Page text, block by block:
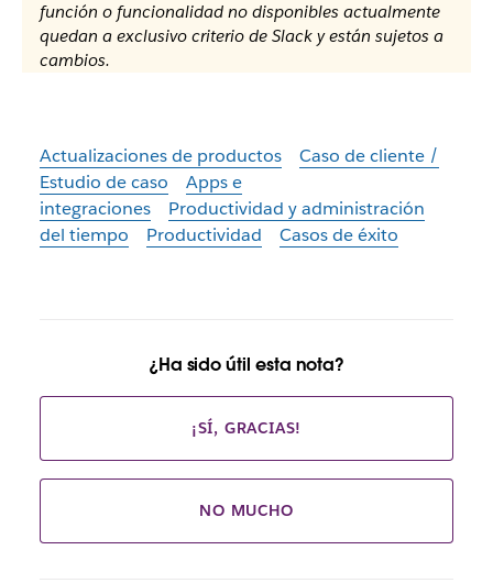
función o funcionalidad no disponibles actualmente
quedan a exclusivo criterio de Slack y están sujetos a
cambios.
Actualizaciones de productos
Caso de cliente /
Estudio de caso
Apps e
integraciones
Productividad y administración
del tiempo
Productividad Casos de éxito
¿Ha sido útil esta nota?
¡SÍ, GRACIAS!
NO MUCHO